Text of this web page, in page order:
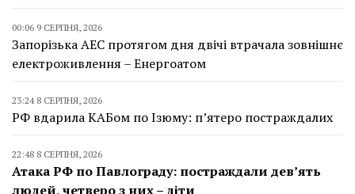
00:06 9 СЕРПНЯ, 2026
Запорізька АЕС протягом дня двічі втрачала зовнішнє
електроживлення – Енергоатом
23:24 8 СЕРПНЯ, 2026
РФ вдарила КАБом по Ізюму: п’ятеро постраждалих
22:48 8 СЕРПНЯ, 2026
Атака РФ по Павлограду: постраждали дев’ять
людей, четверо з них – діти